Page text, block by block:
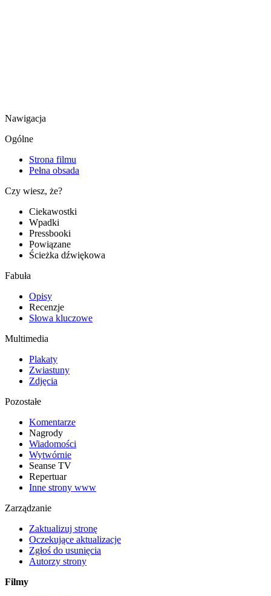
Nawigacja
Ogólne
Strona filmu
Pełna obsada
Czy wiesz, że?
Ciekawostki
Wpadki
Pressbooki
Powiązane
Ścieżka dźwiękowa
Fabuła
Opisy
Recenzje
Słowa kluczowe
Multimedia
Plakaty
Zwiastuny
Zdjęcia
Pozostałe
Komentarze
Nagrody
Wiadomości
Wytwórnie
Seanse TV
Repertuar
Inne strony www
Zarządzanie
Zaktualizuj stronę
Oczekujące aktualizacje
Zgłoś do usunięcia
Autorzy strony
Filmy